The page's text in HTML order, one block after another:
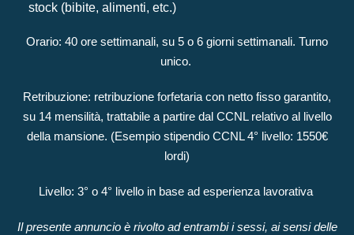
stock (bibite, alimenti, etc.)
Orario: 40 ore settimanali, su 5 o 6 giorni settimanali. Turno
unico.
Retribuzione: retribuzione forfetaria con netto fisso garantito,
su 14 mensilità, trattabile a partire dal CCNL relativo al livello
della mansione. (Esempio stipendio CCNL 4° livello: 1550€
lordi)
Livello: 3° o 4° livello in base ad esperienza lavorativa
Il presente annuncio è rivolto ad entrambi i sessi, ai sensi delle